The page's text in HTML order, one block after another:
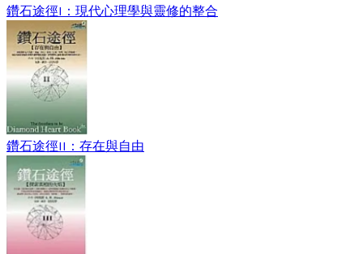
鑽石途徑I：現代心理學與靈修的整合
鑽石途徑II：存在與自由